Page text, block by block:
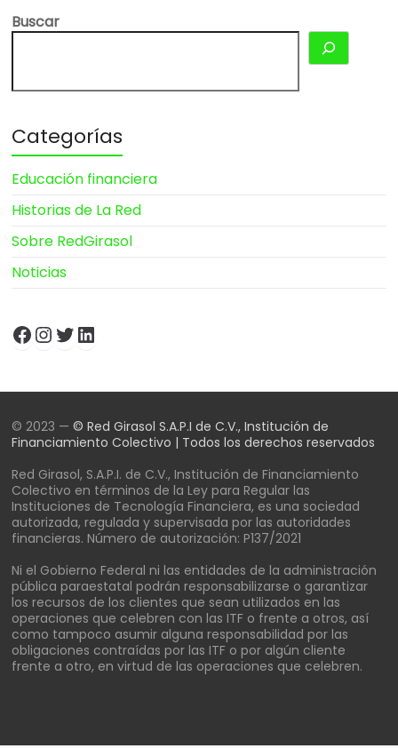
Buscar
Categorías
Educación financiera
Historias de La Red
Sobre RedGirasol
Noticias
Facebook
Instagram
Twitter
LinkedIn
© 2023 —© Red Girasol S.A.P.I de C.V., Institución de
Financiamiento Colectivo | Todos los derechos reservados
Red Girasol, S.A.P.I. de C.V., Institución de Financiamiento
Colectivo en términos de la Ley para Regular las
Instituciones de Tecnología Financiera, es una sociedad
autorizada, regulada y supervisada por las autoridades
financieras. Número de autorización: P137/2021
Ni el Gobierno Federal ni las entidades de la administración
pública paraestatal podrán responsabilizarse o garantizar
los recursos de los clientes que sean utilizados en las
operaciones que celebren con las ITF o frente a otros, así
como tampoco asumir alguna responsabilidad por las
obligaciones contraídas por las ITF o por algún cliente
frente a otro, en virtud de las operaciones que celebren.